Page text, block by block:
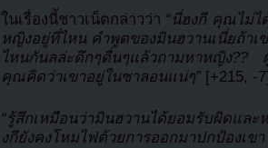
ในเรื่องนี้ชาวเน็ตกล่าวว่า “นี่ฮงกี คุณไม่ไ
หญิงอยู่ที่ไหน คำพูดของมินฮวานเนี่ยถ้าเ
ไหนกันลล่ะดึกๆดื่นๆแล้วถามหาหญิง??
คุณคิดว่าเขาอยู่ในซาลอนแน่ๆ” [+215, -
“รู้สึกเหมือนว่ามินฮวานได้ยอมรับผิดแล
งกียังคงโหมไฟด้วยการออกมาปกป้องเขา